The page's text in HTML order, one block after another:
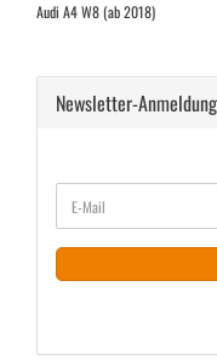
Audi A4 W8 (ab 2018)
Newsletter-Anmeldung
ZUR
NEWSLETTER-
ANMELDUNG
E-
Mail